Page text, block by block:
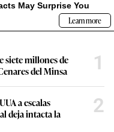
siete millones de
del Minsa
1
a escalas
deja intacta la
2